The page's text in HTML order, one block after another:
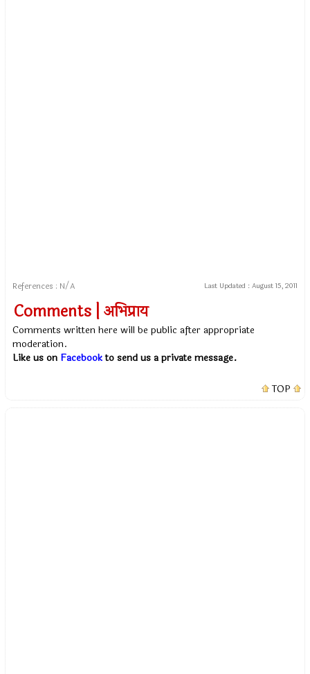
References : N/A Last Updated : August 15, 2011
Comments | अभिप्राय
Comments written here will be public after appropriate
moderation.
Like us on Facebookto send us a private message.
TOP